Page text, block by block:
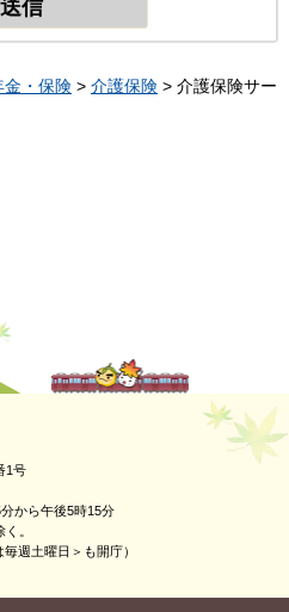
金・保険 > 介護保険 > 介護保険サー
1号
から午後5時15分
。
週土曜日＞も開庁）